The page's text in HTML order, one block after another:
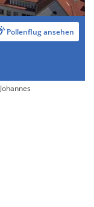
Pollenflug ansehen